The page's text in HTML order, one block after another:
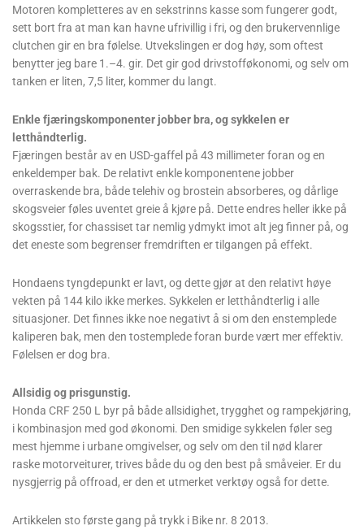
Motoren kompletteres av en sekstrinns kasse som fungerer godt,
sett bort fra at man kan havne ufrivillig i fri, og den brukervennlige
clutchen gir en bra følelse. Utvekslingen er dog høy, som oftest
benytter jeg bare 1.–4. gir. Det gir god drivstofføkonomi, og selv om
tanken er liten, 7,5 liter, kommer du langt.
Enkle fjæringskomponenter jobber bra, og sykkelen er
letthåndterlig.
Fjæringen består av en USD-gaffel på 43 millimeter foran og en
enkeldemper bak. De relativt enkle komponentene jobber
overraskende bra, både telehiv og brostein absorberes, og dårlige
skogsveier føles uventet greie å kjøre på. Dette endres heller ikke på
skogsstier, for chassiset tar nemlig ydmykt imot alt jeg finner på, og
det eneste som begrenser fremdriften er tilgangen på effekt.
Hondaens tyngdepunkt er lavt, og dette gjør at den relativt høye
vekten på 144 kilo ikke merkes. Sykkelen er letthåndterlig i alle
situasjoner. Det finnes ikke noe negativt å si om den enstemplede
kaliperen bak, men den tostemplede foran burde vært mer effektiv.
Følelsen er dog bra.
Allsidig og prisgunstig.
Honda CRF 250 L byr på både allsidighet, trygghet og rampekjøring,
i kombinasjon med god økonomi. Den smidige sykkelen føler seg
mest hjemme i urbane omgivelser, og selv om den til nød klarer
raske motorveiturer, trives både du og den best på småveier. Er du
nysgjerrig på offroad, er den et utmerket verktøy også for dette.
Artikkelen sto første gang på trykk i Bike nr. 8 2013.